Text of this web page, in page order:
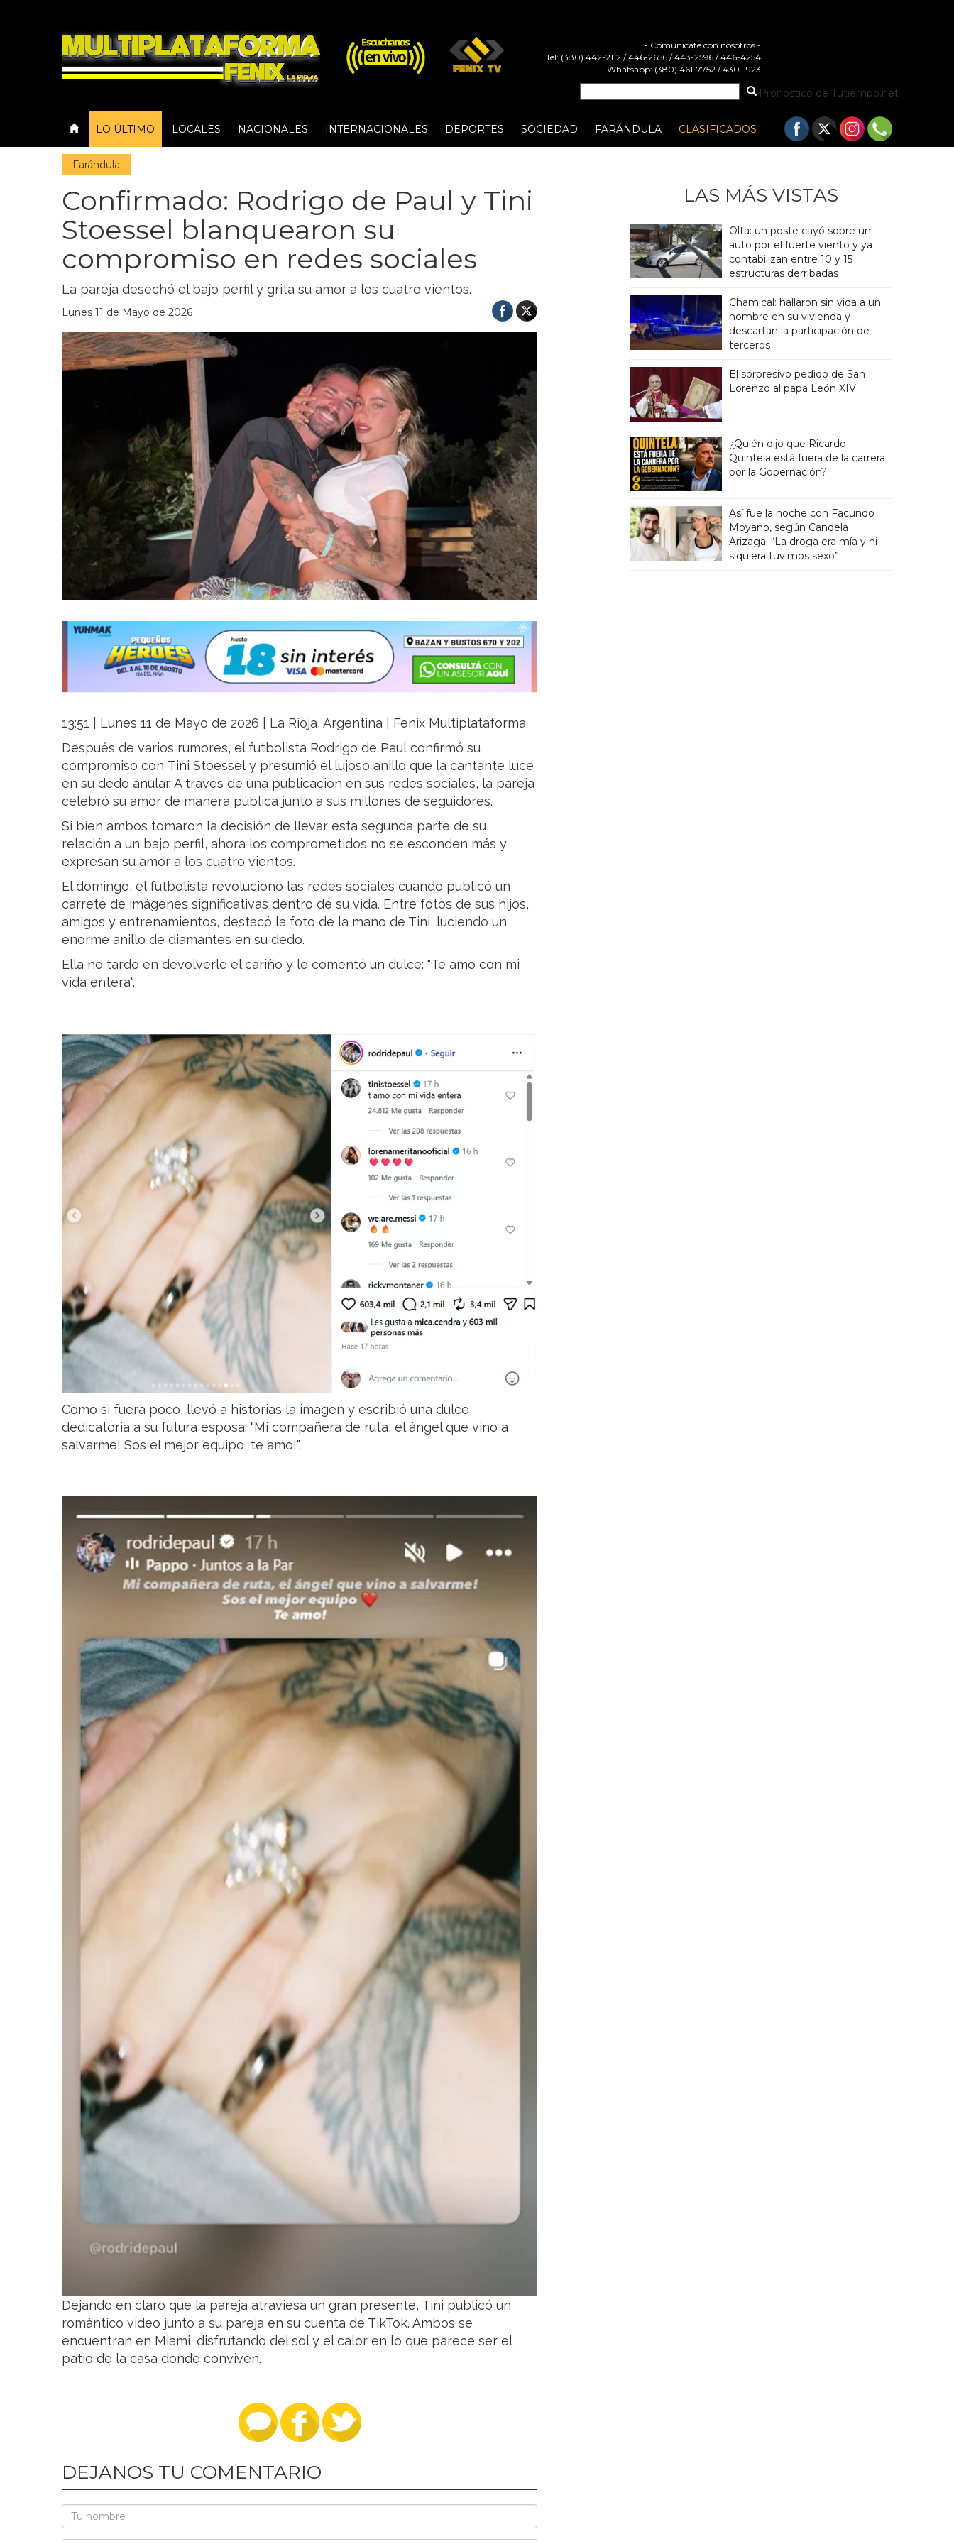
- Comunicate con nosotros -
Tel: (380) 442-2112 / 446-2656 / 443-2596 / 446-4254
Whatsapp: (380) 461-7752 / 430-1923
Pronóstico de Tutiempo.net
LO ÚLTIMO LOCALES NACIONALES INTERNACIONALES DEPORTES SOCIEDAD FARÁNDULA CLASIFICADOS
Farándula
Confirmado: Rodrigo de Paul y Tini
Stoessel blanquearon su
compromiso en redes sociales
La pareja desechó el bajo perfil y grita su amor a los cuatro vientos.
Lunes 11 de Mayo de 2026
13:51 | Lunes 11 de Mayo de 2026 | La Rioja, Argentina | Fenix Multiplataforma
Después de varios rumores, el futbolista Rodrigo de Paul confirmó su
compromiso con Tini Stoessel y presumió el lujoso anillo que la cantante luce
en su dedo anular. A través de una publicación en sus redes sociales, la pareja
celebró su amor de manera pública junto a sus millones de seguidores.
Si bien ambos tomaron la decisión de llevar esta segunda parte de su
relación a un bajo perfil, ahora los comprometidos no se esconden más y
expresan su amor a los cuatro vientos.
El domingo, el futbolista revolucionó las redes sociales cuando publicó un
carrete de imágenes significativas dentro de su vida. Entre fotos de sus hijos,
amigos y entrenamientos, destacó la foto de la mano de Tini, luciendo un
enorme anillo de diamantes en su dedo.
Ella no tardó en devolverle el cariño y le comentó un dulce: "Te amo con mi
vida entera".
Como si fuera poco, llevó a historias la imagen y escribió una dulce
dedicatoria a su futura esposa: "Mi compañera de ruta, el ángel que vino a
salvarme! Sos el mejor equipo, te amo!".
Dejando en claro que la pareja atraviesa un gran presente, Tini publicó un
romántico video junto a su pareja en su cuenta de TikTok. Ambos se
encuentran en Miami, disfrutando del sol y el calor en lo que parece ser el
patio de la casa donde conviven.
DEJANOS TU COMENTARIO
LAS MÁS VISTAS
Olta: un poste cayó sobre un
auto por el fuerte viento y ya
contabilizan entre 10 y 15
estructuras derribadas
Chamical: hallaron sin vida a un
hombre en su vivienda y
descartan la participación de
terceros
El sorpresivo pedido de San
Lorenzo al papa León XIV
¿Quién dijo que Ricardo
Quintela está fuera de la carrera
por la Gobernación?
Así fue la noche con Facundo
Moyano, según Candela
Arizaga: “La droga era mía y ni
siquiera tuvimos sexo”